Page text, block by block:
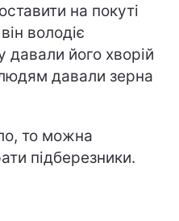
на покуті
володіє
його хворій
давали зерна
то можна
підберезники.